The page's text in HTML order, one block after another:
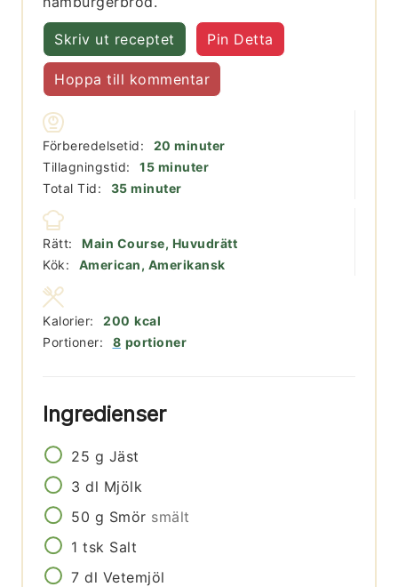
Skriv ut receptet Pin Detta
Hoppa till kommentar
Förberedelsetid: 20 minuter
minuter
Tillagningstid:
15minuter
minuter
Total Tid:
35minuter
minuter
Rätt:
Main Course, Huvudrätt
Kök:
American, Amerikansk
Portioner: 8 portioner
Kalorier: 200 kcal
Ingredienser
25 g Jäst
3 dl Mjölk
50 g Smör smält
1 tsk Salt
7 dl Vetemjöl